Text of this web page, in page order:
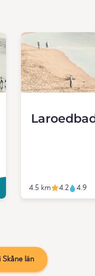
4.5 km 4.2 4.9
län